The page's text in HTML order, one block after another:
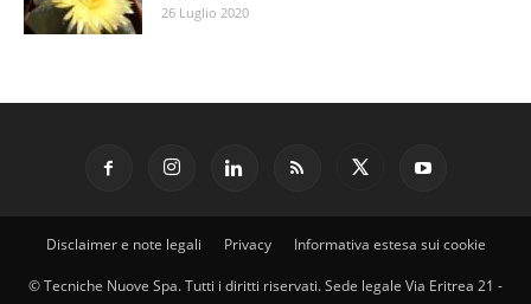
26 Luglio 2020
Disclaimer e note legali Privacy Informativa estesa sui cookie
© Tecniche Nuove Spa. Tutti i diritti riservati. Sede legale Via Eritrea 21 -